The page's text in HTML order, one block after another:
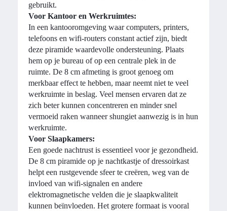
gebruikt.
Voor Kantoor en Werkruimtes:
In een kantooromgeving waar computers, printers,
telefoons en wifi-routers constant actief zijn, biedt
deze piramide waardevolle ondersteuning. Plaats
hem op je bureau of op een centrale plek in de
ruimte. De 8 cm afmeting is groot genoeg om
merkbaar effect te hebben, maar neemt niet te veel
werkruimte in beslag. Veel mensen ervaren dat ze
zich beter kunnen concentreren en minder snel
vermoeid raken wanneer shungiet aanwezig is in hun
werkruimte.
Voor Slaapkamers:
Een goede nachtrust is essentieel voor je gezondheid.
De 8 cm piramide op je nachtkastje of dressoirkast
helpt een rustgevende sfeer te creëren, weg van de
invloed van wifi-signalen en andere
elektromagnetische velden die je slaapkwaliteit
kunnen beïnvloeden. Het grotere formaat is vooral